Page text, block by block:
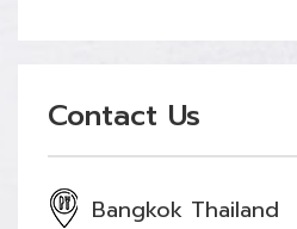
Contact Us
Bangkok Thailand